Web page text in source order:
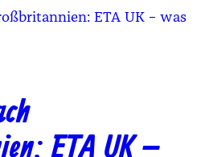
ETA UK –